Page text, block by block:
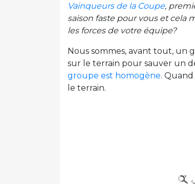
Vainqueurs de la Coupe,
saison faste pour vous et cela
les forces de votre équipe?
Nous sommes, avant tout, un
sur le terrain pour sauver un
groupe est homogène.
le terrain.